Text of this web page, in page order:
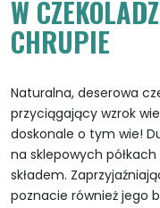
W
CHRUPIE
Naturalna, deserowa
przyciągający wzrok
doskonale o tym wie!
na sklepowych
składem.
poznacie również jego